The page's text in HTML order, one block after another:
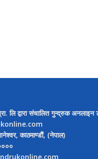
लि द्वारा संचालित गुन्द्रुक
काठमाण्डौैं, (नेपाल)